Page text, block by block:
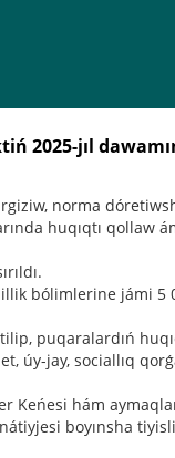
jıl
norma
huqıqtı
bólimlerine jámi 5
puqaralardıń
jay, sociallıq
Keńesi hám
boyınsha